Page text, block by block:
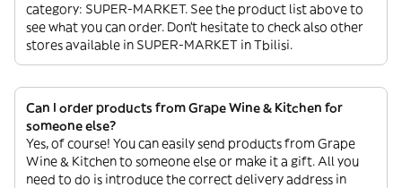
category: SUPER-MARKET. See the product list above to
see what you can order. Don’t hesitate to check also other
stores available in SUPER-MARKET in Tbilisi.
Can I order products from Grape Wine & Kitchen for
someone else?
Yes, of course! You can easily send products from Grape
Wine & Kitchen to someone else or make it a gift. All you
need to do is introduce the correct delivery address in